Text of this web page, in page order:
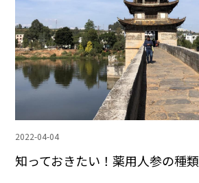
2022-04-04
知っておきたい！薬用人参の種類